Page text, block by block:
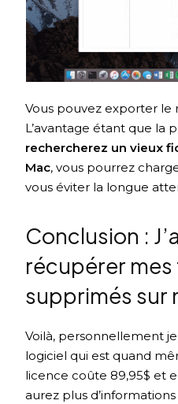
Vous pouvez exporter le
L’avantage étant que la
rechercherez un vieux
Mac, vous pourrez
vous éviter la longue
Conclusion :
récupérer
supprimés sur
Voilà, personnellement
logiciel qui est quand
licence coûte 89,95$ et
aurez plus